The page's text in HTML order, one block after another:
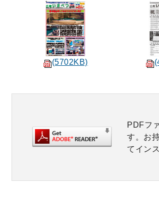
(5702KB)
PDFフ
す。お
てイン